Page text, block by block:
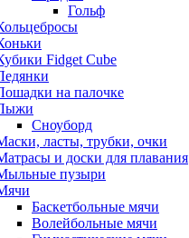
Гольф
Fidget Cube
на палочке
Сноуборд
ласты, трубки, очки
и доски для плавания
пузыри
Баскетбольные мячи
Волейбольные мячи